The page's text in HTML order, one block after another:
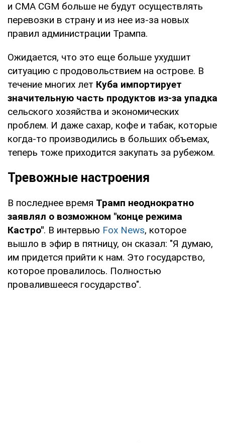
и CMA CGM больше не будут осуществлять
перевозки в страну и из нее из-за новых
правил администрации Трампа.
Ожидается, что это еще больше ухудшит
ситуацию с продовольствием на острове. В
течение многих лет Куба импортирует
значительную часть продуктов из-за упадка
сельского хозяйства и экономических
проблем. И даже сахар, кофе и табак, которые
когда-то производились в больших объемах,
теперь тоже приходится закупать за рубежом.
Тревожные настроения
В последнее время Трамп неоднократно
заявлял о возможном "конце режима
Кастро". В интервью Fox News, которое
вышло в эфир в пятницу, он сказал: "Я думаю,
им придется прийти к нам. Это государство,
которое провалилось. Полностью
провалившееся государство".